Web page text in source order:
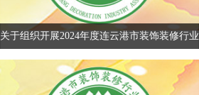
关于组织开展2024年度连云港市装饰装修行业
先进集体的通知